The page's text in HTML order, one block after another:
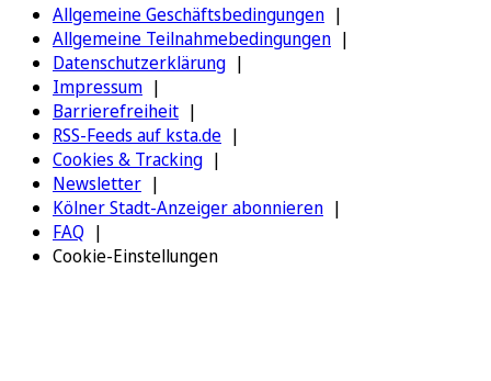
Allgemeine Geschäftsbedingungen
Allgemeine Teilnahmebedingungen
Datenschutzerklärung
Impressum
Barrierefreiheit
RSS-Feeds auf ksta.de
Cookies & Tracking
Newsletter
Kölner Stadt-Anzeiger abonnieren
FAQ
Cookie-Einstellungen